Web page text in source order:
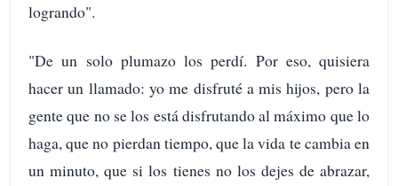
logrando".
"De un solo plumazo los perdí. Por eso, quisiera
hacer un llamado: yo me disfruté a mis hijos, pero la
gente que no se los está disfrutando al máximo que lo
haga, que no pierdan tiempo, que la vida te cambia en
un minuto, que si los tienes no los dejes de abrazar,